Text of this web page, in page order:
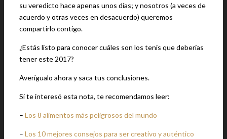
su veredicto hace apenas unos días; y nosotros (a veces de
acuerdo y otras veces en desacuerdo) queremos
compartirlo contigo.
¿Estás listo para conocer cuáles son los tenis que deberías
tener este 2017?
Averígualo ahora y saca tus conclusiones.
Si te interesó esta nota, te recomendamos leer:
– Los 8 alimentos más peligrosos del mundo
– Los 10 mejores consejos para ser creativo y auténtico